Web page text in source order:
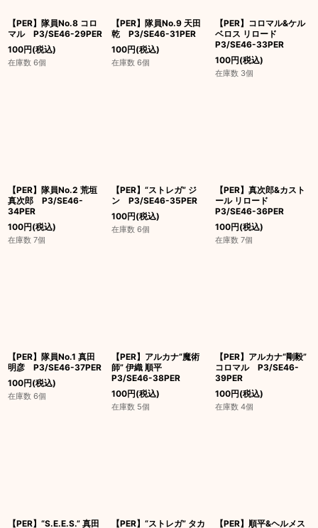
【PER】隊員No.8 コロ
マル P3/SE46-29PER
100円(税込)
在庫数 6個
【PER】隊員No.9 天田
乾 P3/SE46-31PER
100円(税込)
在庫数 6個
【PER】コロマル&ケル
ベロス リロード
P3/SE46-33PER
100円(税込)
在庫数 3個
【PER】隊員No.2 荒垣
真次郎 P3/SE46-
34PER
100円(税込)
在庫数 7個
【PER】“ストレガ” ジ
ン P3/SE46-35PER
100円(税込)
在庫数 6個
【PER】真次郎&カスト
ール リロード
P3/SE46-36PER
100円(税込)
在庫数 7個
【PER】隊員No.1 真田
明彦 P3/SE46-37PER
100円(税込)
在庫数 6個
【PER】アルカナ“魔術
師” 伊織 順平
P3/SE46-38PER
100円(税込)
在庫数 5個
【PER】アルカナ“剛毅”
コロマル P3/SE46-
39PER
100円(税込)
在庫数 4個
【PER】“S.E.E.S.” 真田 【PER】“ストレガ” タカ 【PER】順平&ヘルメス